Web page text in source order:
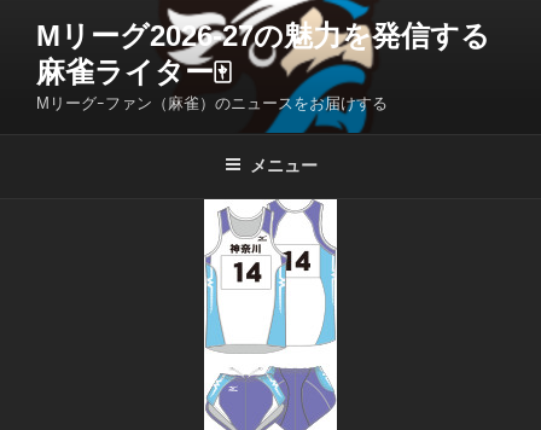
Mリーグ2026-27の魅力を発信する
麻雀ライター🀄️
Mリーグｰファン（麻雀）のニュースをお届けする
メニュー